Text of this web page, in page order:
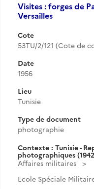
Visites : forges de
Versailles
Cote
53TU/2/121 (Cote de
Date
1956
Lieu
Tunisie
Type de document
photographie
Contexte : Tunisie -
photographiques
Affaires militaires
Ecole Spéciale